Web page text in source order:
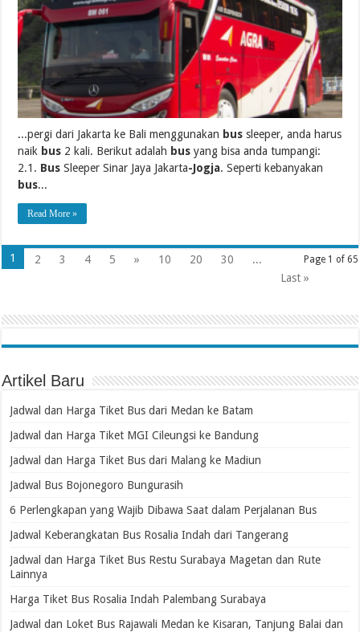
...pergi dari Jakarta ke Bali menggunakan bus sleeper, anda harus
naik bus 2 kali. Berikut adalah bus yang bisa anda tumpangi:
2.1. Bus Sleeper Sinar Jaya Jakarta-Jogja. Seperti kebanyakan
bus...
Read More »
Page 1 of 65
1 2 3 4 5 » 10 20 30
...
Last »
Artikel Baru
Jadwal dan Harga Tiket Bus dari Medan ke Batam
Jadwal dan Harga Tiket MGI Cileungsi ke Bandung
Jadwal dan Harga Tiket Bus dari Malang ke Madiun
Jadwal Bus Bojonegoro Bungurasih
6 Perlengkapan yang Wajib Dibawa Saat dalam Perjalanan Bus
Jadwal Keberangkatan Bus Rosalia Indah dari Tangerang
Jadwal dan Harga Tiket Bus Restu Surabaya Magetan dan Rute
Lainnya
Harga Tiket Bus Rosalia Indah Palembang Surabaya
Jadwal dan Loket Bus Rajawali Medan ke Kisaran, Tanjung Balai dan